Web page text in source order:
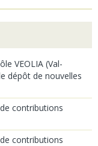
VEOLIA (Val-
dépôt de nouvelles
de contributions
de contributions